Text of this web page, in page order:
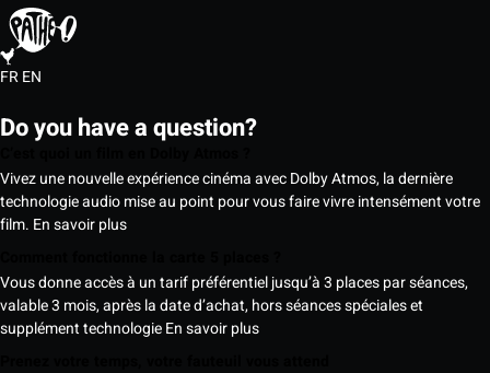
FREN
Do you have a question?
Vivez une nouvelle expérience cinéma avec Dolby Atmos, la dernière
technologie audio mise au point pour vous faire vivre intensément votre
film. En savoir plus
Vous donne accès à un tarif préférentiel jusqu’à 3 places par séances,
valable 3 mois, après la date d’achat, hors séances spéciales et
supplément technologieEn savoir plus